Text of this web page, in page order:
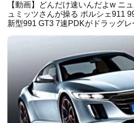
【動画】どんだけ速いんだよw ニ
ュミッツさんが操る ポルシェ911
新型991 GT3 7速PDKがドラッグ